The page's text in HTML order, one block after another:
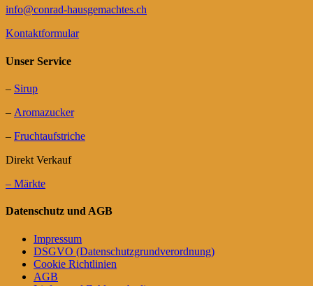
info@conrad-hausgemachtes.ch
Kontaktformular
Unser Service
– Sirup
– Aromazucker
– Fruchtaufstriche
Direkt Verkauf
– Märkte
Datenschutz und AGB
Impressum
DSGVO (Datenschutzgrundverordnung)
Cookie Richtlinien
AGB